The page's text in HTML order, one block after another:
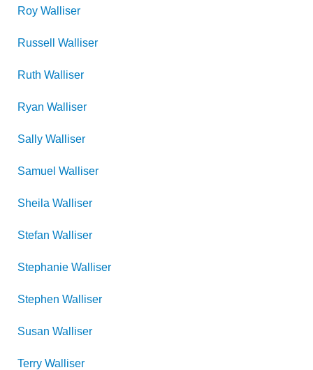
Roy Walliser
Russell Walliser
Ruth Walliser
Ryan Walliser
Sally Walliser
Samuel Walliser
Sheila Walliser
Stefan Walliser
Stephanie Walliser
Stephen Walliser
Susan Walliser
Terry Walliser